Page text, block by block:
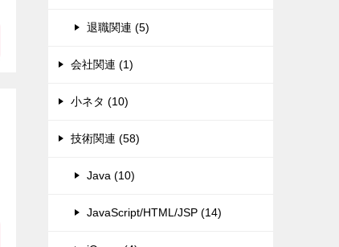
退職関連 (5)
会社関連 (1)
小ネタ (10)
技術関連 (58)
Java (10)
JavaScript/HTML/JSP (14)